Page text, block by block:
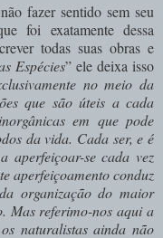
fazer sentido sem seu
foi exatamente dessa
todas suas obras e
Espécies” ele deixa isso
no meio da
que são úteis a cada
em que pode
da vida. Cada ser, e é
aperfeiçoar-se cada vez
aperfeiçoamento conduz
organização do maior
Mas referimo-nos aqui a
naturalistas ainda não